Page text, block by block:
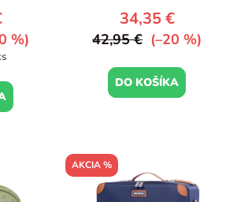
%)
34,35 €
42,95 € (–20 %)
DO KOŠÍKA
AKCIA %